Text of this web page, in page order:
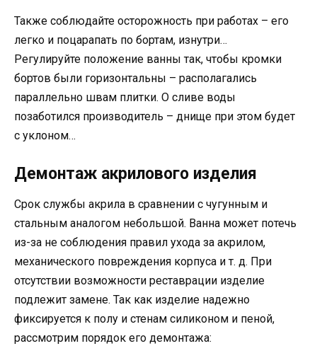
Также соблюдайте осторожность при работах – его
легко и поцарапать по бортам, изнутри…
Регулируйте положение ванны так, чтобы кромки
бортов были горизонтальны – располагались
параллельно швам плитки. О сливе воды
позаботился производитель – днище при этом будет
с уклоном…
Демонтаж акрилового изделия
Срок службы акрила в сравнении с чугунным и
стальным аналогом небольшой. Ванна может потечь
из-за не соблюдения правил ухода за акрилом,
механического повреждения корпуса и т. д. При
отсутствии возможности реставрации изделие
подлежит замене. Так как изделие надежно
фиксируется к полу и стенам силиконом и пеной,
рассмотрим порядок его демонтажа: